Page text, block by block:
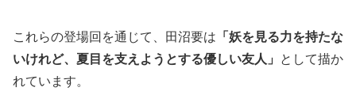
これらの登場回を通じて、田沼要は 「妖を見る力を持たな
いけれど、夏目を支えようとする優しい友人」
として描か
れています。